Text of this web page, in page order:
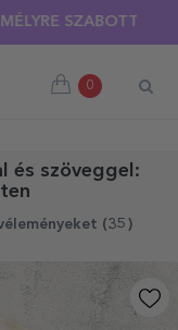
PÓLÓRA
0
és szöveggel:
(35 )